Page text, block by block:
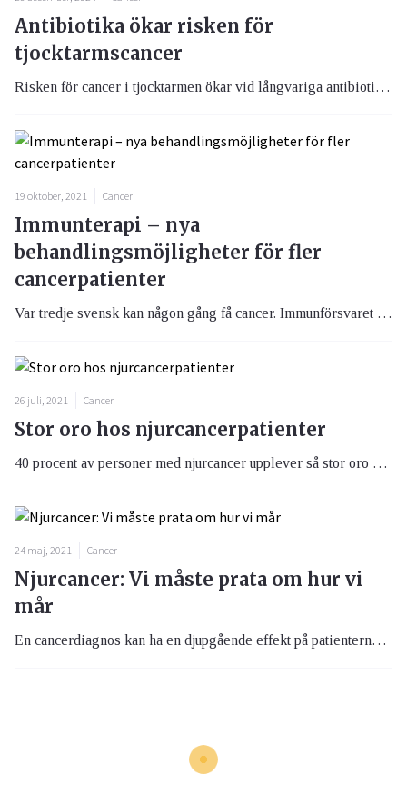
Antibiotika ökar risken för
tjocktarmscancer
Risken för cancer i tjocktarmen ökar vid långvariga antibiotikakurer, enligt en ny studie. Man tror att orsaken kan vara en störd tarmflora.
19 oktober, 2021 Cancer
Immunterapi – nya
behandlingsmöjligheter för fler
cancerpatienter
Var tredje svensk kan någon gång få cancer. Immunförsvaret har dessvärre ofta svårt att effektivt oskadliggöra cancerceller. Tanken med immunterapi är att stärka immunförsvaret så att det kan oskadliggöra cancercellerna på ett effektivt sätt. Forskargrupper över hela världen jobbar med olika spår inom immunterapi. Utvecklingen inom området har tagit stora kliv framåt och allt fler patienter får ta del av de nya behandlingsmöjligheterna.
26 juli, 2021 Cancer
Stor oro hos njurcancerpatienter
40 procent av personer med njurcancer upplever så stor oro relaterat till sjukdomen att det stör deras koncentration.
24 maj, 2021 Cancer
Njurcancer: Vi måste prata om hur vi
mår
En cancerdiagnos kan ha en djupgående effekt på patienternas liv och man kan känna sig överväldigad, ensam eller till och med deprimerad. En stor patientundersökning bland njurcancerpatienter visar att varannan inte pratar om sina problem med familj, vänner eller någon i sjukvården.